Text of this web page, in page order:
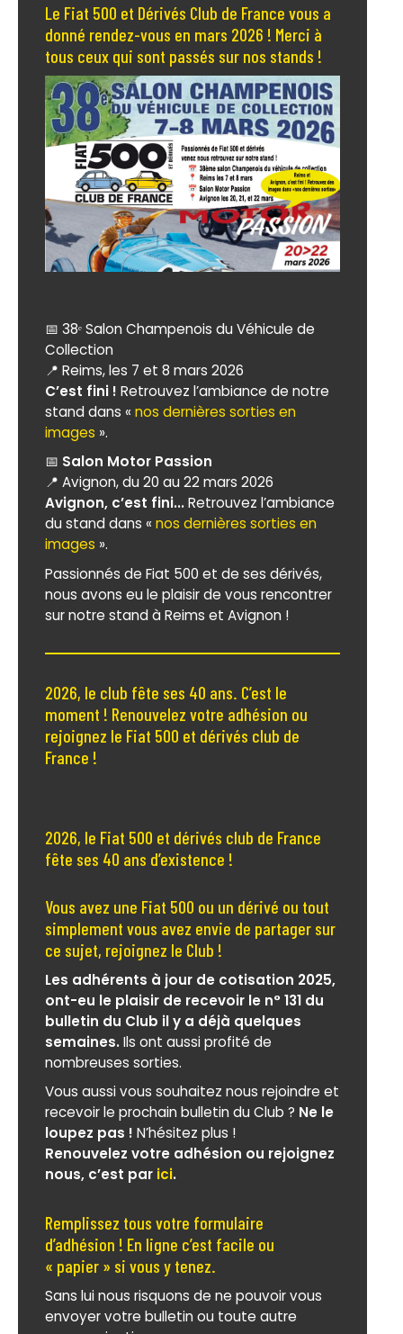
Le Fiat 500 et Dérivés Club de France vous a
donné rendez-vous en mars 2026 ! Merci à
tous ceux qui sont passés sur nos stands !
📅 38ᵉ Salon Champenois du Véhicule de
Collection
📍 Reims, les 7 et 8 mars 2026
C’est fini ! Retrouvez l’ambiance de notre
stand dans « nos dernières sorties en
images ».
📅 Salon Motor Passion
📍 Avignon, du 20 au 22 mars 2026
Avignon, c’est fini...Retrouvez l’ambiance
du stand dans « nos dernières sorties en
images ».
Passionnés de Fiat 500 et de ses dérivés,
nous avons eu le plaisir de vous rencontrer
sur notre stand à Reims et Avignon !
2026, le club fête ses 40 ans. C’est le
moment ! Renouvelez votre adhésion ou
rejoignez le Fiat 500 et dérivés club de
France !
2026, le Fiat 500 et dérivés club de France
fête ses 40 ans d’existence !
Vous avez une Fiat 500 ou un dérivé ou tout
simplement vous avez envie de partager sur
ce sujet, rejoignez le Club !
Les adhérents à jour de cotisation 2025,
ont-eu le plaisir de recevoir le n° 131 du
bulletin du Club il y a déjà quelques
semaines.Ils ont aussi profité de
nombreuses sorties.
Vous aussi vous souhaitez nous rejoindre et
recevoir le prochain bulletin du Club ? Ne le
loupez pas ! N’hésitez plus !
Renouvelez votre adhésion ou rejoignez
nous, c’est par ici.
Remplissez tous votre formulaire
d’adhésion ! En ligne c’est facile ou
« papier » si vous y tenez.
Sans lui nous risquons de ne pouvoir vous
envoyer votre bulletin ou toute autre